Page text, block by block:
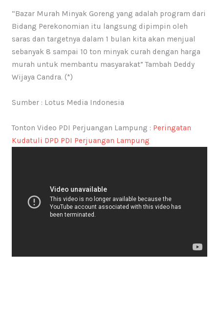
“Bazar Murah Minyak Goreng yang adalah program dari
Bidang Perekonomian itu langsung dipimpin oleh
saras dan targetnya dalam 1 bulan kita akan menjual
sebanyak 8 sampai 10 ton minyak curah dengan harga
murah untuk membantu masyarakat” Tambah Deddy
Wijaya Candra. (*)
Sumber : Lotus Media Indonesia
Tonton Video PDI Perjuangan Lampung : Peringatan
Kudatuli DPD PDI Perjuangan Lampung